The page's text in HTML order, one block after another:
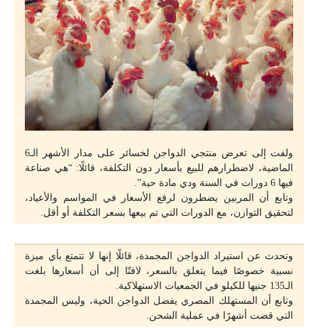
ولفت إلى تعرض منتجي الدواجن لخسائر على مدار الأشهر الـ6
الماضية، لاضطرارهم للبيع بأسعار دون التكلفة، قائلًا: “هي صناعة
فيها 6 دورات في السنة ودي مادة حية”.
وتابع أن المربين يضطرون لرفع الأسعار في المواسم والأعياد،
لتحقيق التوازن، مع الدورات التي تم بيعها بسعر التكلفة أو أقل.
وتحدث عن استيراد الدواجن المجمدة، قائلًا إنها لا تتمتع بأي ميزة
نسبية خصوصًا فيما يتعلق بالسعر، لافتًا إلى أن أسعارها بلغت
الـ135 جنيها للكيلو في الجمعيات الاستهلاكية.
وتابع أن المستهلك المصري يفضل الدواجن الحية، وليس المجمدة
التي قضت أشهرًا في عملية الشحن.